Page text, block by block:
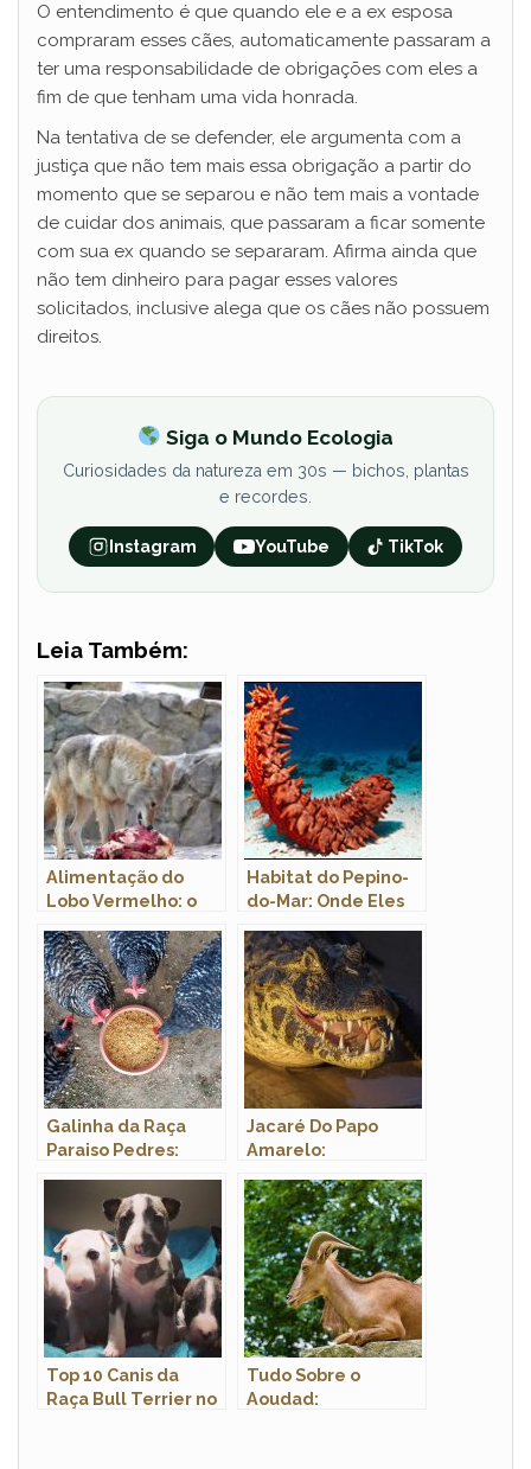
O entendimento é que quando ele e a ex esposa
compraram esses cães, automaticamente passaram a
ter uma responsabilidade de obrigações com eles a
fim de que tenham uma vida honrada.
Na tentativa de se defender, ele argumenta com a
justiça que não tem mais essa obrigação a partir do
momento que se separou e não tem mais a vontade
de cuidar dos animais, que passaram a ficar somente
com sua ex quando se separaram. Afirma ainda que
não tem dinheiro para pagar esses valores
solicitados, inclusive alega que os cães não possuem
direitos.
Siga o Mundo Ecologia
Curiosidades da natureza em 30s — bichos, plantas
e recordes.
Instagram YouTube TikTok
Leia Também:
Alimentação do
Lobo Vermelho: o
Vermelho Come?
Habitat do Pepino-
do-Mar: Onde Eles
Galinha da Raça
Paraiso Pedres:
Ovos E Fotos
Jacaré Do Papo
Amarelo:
Habitat,
Alimentação,
Reprodução E
Curiosidades
Top 10 Canis da
Raça Bull Terrier no
Tudo Sobre o
Aoudad: